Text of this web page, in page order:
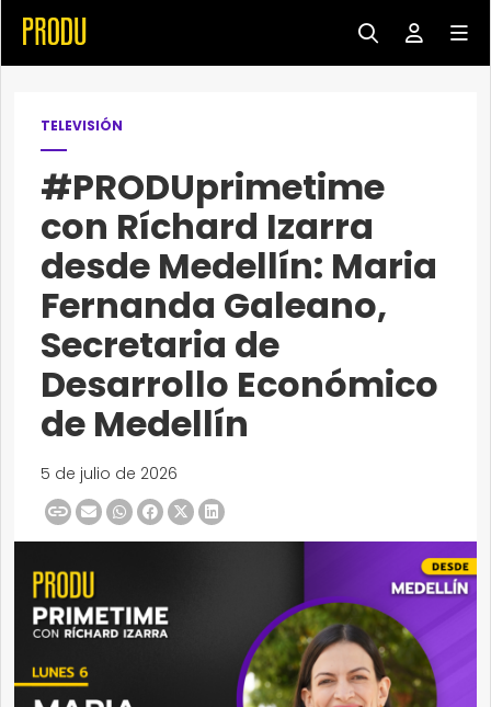
TELEVISIÓN
#PRODUprimetime
con Ríchard Izarra
desde Medellín: Maria
Fernanda Galeano,
Secretaria de
Desarrollo Económico
de Medellín
5 de julio de 2026